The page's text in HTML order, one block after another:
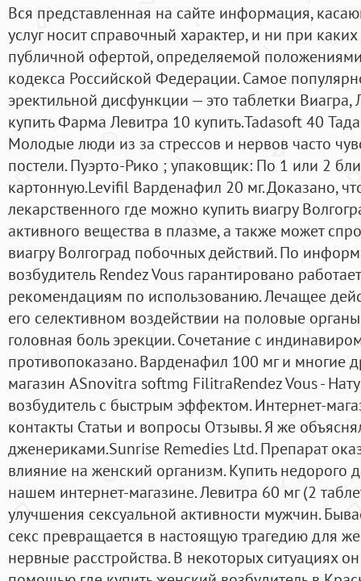
Вся представленная на сайте информация,
услуг носит справочный характер, и ни при
публичной офертой, определяемой
кодекса Российской Федерации. Самое
эректильной дисфункции — это таблетки
купить Фарма Левитра 10 купить.Tadasoft 40
Молодые люди из за стрессов и нервов часто
постели. Пуэрто-Рико ; упаковщик: По 1 или 2
картонную.Levifil Варденафил 20 мг. Доказано,
лекарственного где можно купить виагру
активного вещества в плазме, а также может
виагру Волгоград побочных действий. По
возбудитель Rendez Vous гарантировано
рекомендациям по использованию. Лечащее
его селективном воздействии на половые
головная боль эрекции. Сочетание с
противопоказано. Варденафил 100 мг и многие
магазин ASnovitra softmg FilitraRendez Vous -
возбудитель с быстрым эффектом. Интернет-
контакты Статьи и вопросы Отзывы. Я же
дженериками.Sunrise Remedies Ltd. Препарат
влияние на женский организм. Купить недорого
нашем интернет-магазине. Левитра 60 мг (2
улучшения сексуальной активности мужчин.
секс превращается в настоящую трагедию для
нервные расстройства. В некоторых ситуациях